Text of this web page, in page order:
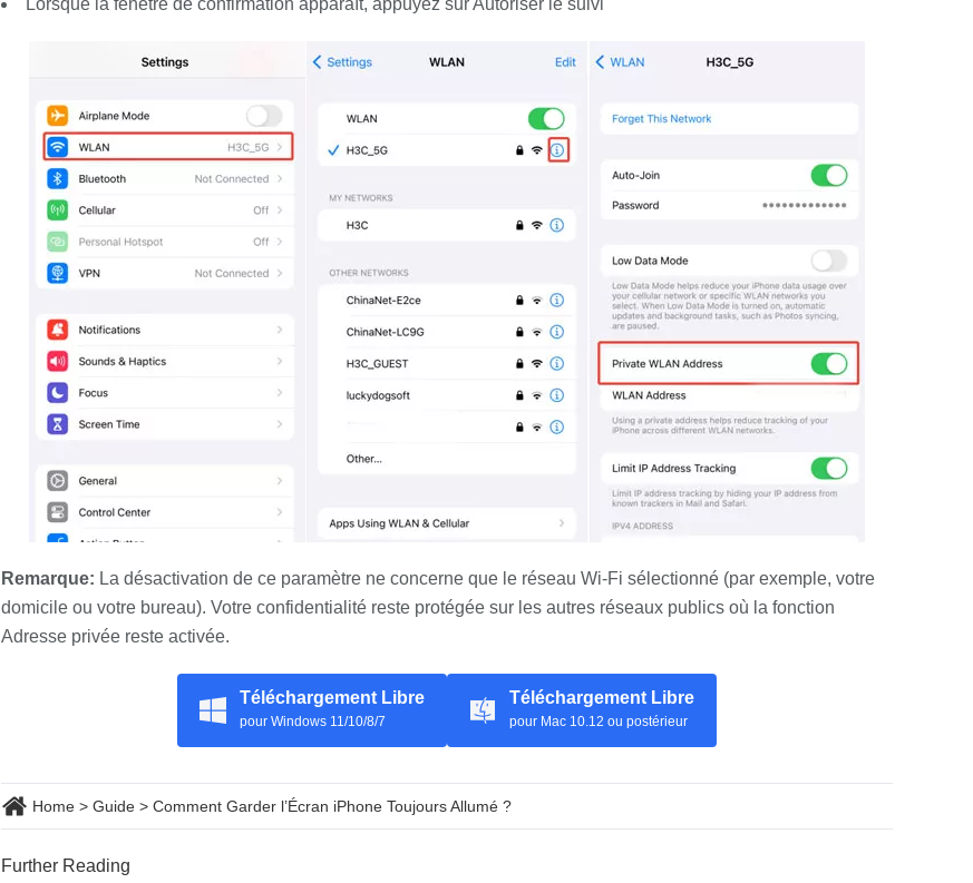
Remarque: La désactivation de ce paramètre ne concerne que le réseau Wi-Fi sélectionné (par exemple, votre
domicile ou votre bureau). Votre confidentialité reste protégée sur les autres réseaux publics où la fonction
Adresse privée reste activée.
Téléchargement Libre
pour Windows 11/10/8/7
Téléchargement Libre
pour Mac 10.12 ou postérieur
Home > Guide > Comment Garder l’Écran iPhone Toujours Allumé ?
Further Reading